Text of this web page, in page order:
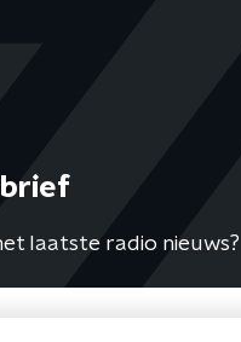
laatste radio nieuws?